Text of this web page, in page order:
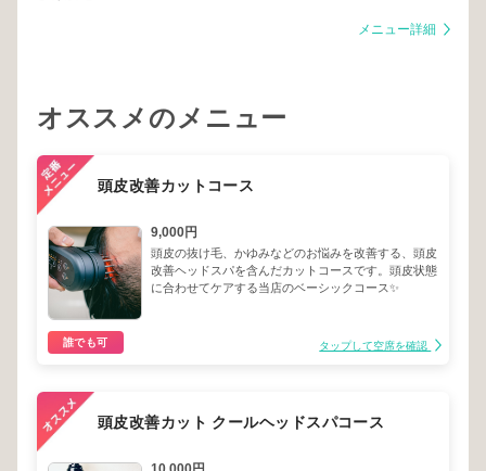
メニュー詳細
オススメのメニュー
頭皮改善カットコース
9,000円
頭皮の抜け毛、かゆみなどのお悩みを改善する、頭皮
改善ヘッドスパを含んだカットコースです。頭皮状態
に合わせてケアする当店のベーシックコース✨
誰でも可 タップして空席を確認
頭皮改善カット クールヘッドスパコース